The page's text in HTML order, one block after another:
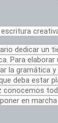
dedicar un
Para
la gramática
deba estar
conocemos
en marcha